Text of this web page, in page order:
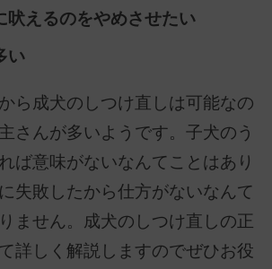
吠えるのをやめさせたい
い
ら成犬のしつけ直しは可能なの
さんが多いようです。子犬のう
ば意味がないなんてことはあり
失敗したから仕方がないなんて
ません。成犬のしつけ直しの正
詳しく解説しますのでぜひお役